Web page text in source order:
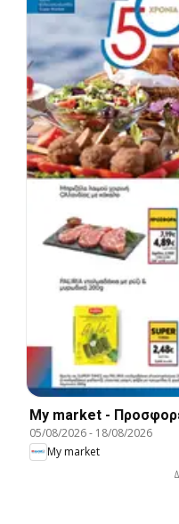
My market -
05/08/2026- 18/08/2026
My market